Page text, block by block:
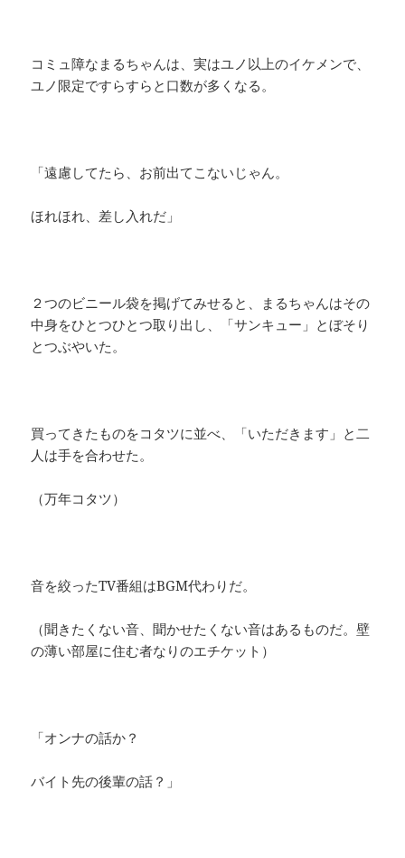
コミュ障なまるちゃんは、実はユノ以上のイケメンで、
ユノ限定ですらすらと口数が多くなる。
「遠慮してたら、お前出てこないじゃん。
ほれほれ、差し入れだ」
２つのビニール袋を掲げてみせると、まるちゃんはその
中身をひとつひとつ取り出し、「サンキュー」とぼそり
とつぶやいた。
買ってきたものをコタツに並べ、「いただきます」と二
人は手を合わせた。
（万年コタツ）
音を絞ったTV番組はBGM代わりだ。
（聞きたくない音、聞かせたくない音はあるものだ。壁
の薄い部屋に住む者なりのエチケット）
「オンナの話か？
バイト先の後輩の話？」